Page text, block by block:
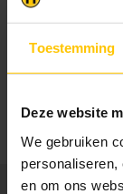
Toestemming
Deze website
We gebruiken
en om ons
ook een
Bezorging
Gratis
Ruime